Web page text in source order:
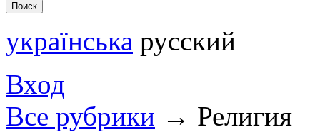
українська русский
Вход
Все рубрики → Религия